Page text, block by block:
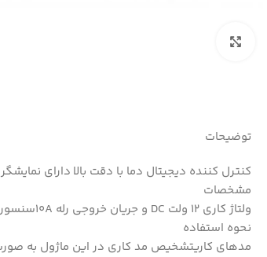
توضیحات
کنترل کننده دیجیتال دما با دقت بالا دارای نمایشگر 7segment سه رقمی، کلیدهای کنترلی و سنسور دمای بیرونی NTC10K ضدآب
مشخصات
ولتاژ کاری 12 ولت DC و جریان خروجی رله 10Aسنسور NTC10K با سیم 1 متریاندازه ابعاد 61x45x31mm
نحوه استفاده